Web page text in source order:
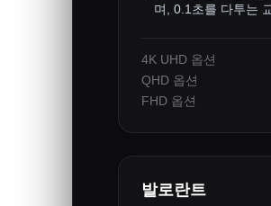
며, 0.1초를 다투는
4K UHD 옵션
QHD 옵션
FHD 옵션
발로란트